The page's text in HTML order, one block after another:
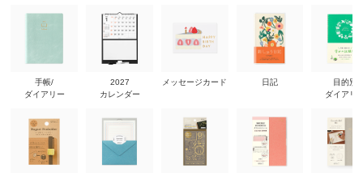
手帳/
ダイアリー
2027
カレンダー
メッセージカード 日記
目的別
ダイアリ